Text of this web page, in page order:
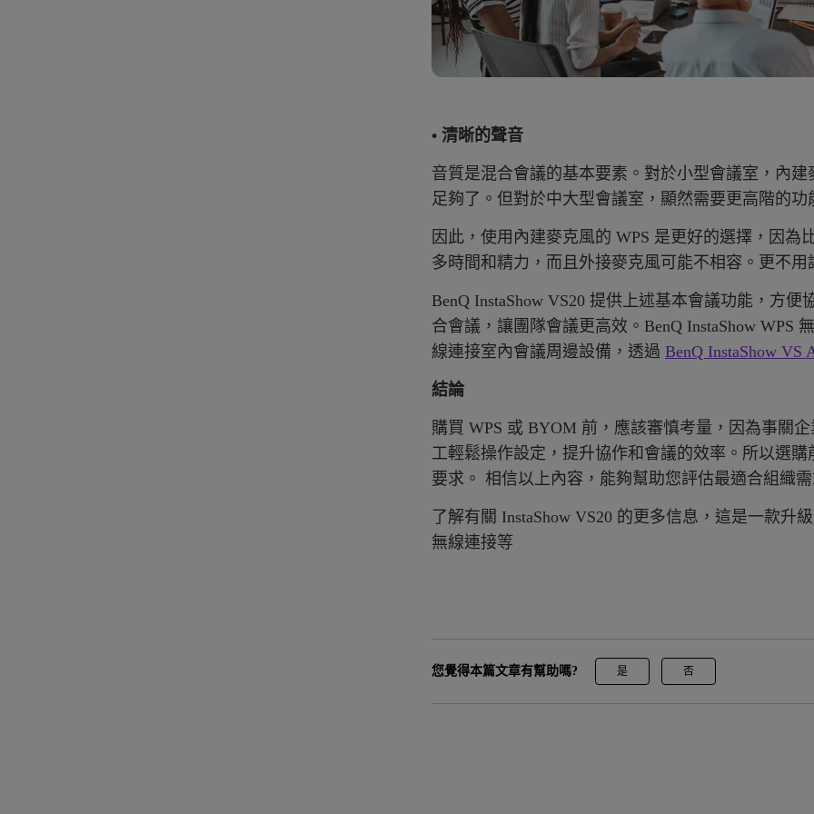
• 清晰的聲音
音質是混合會議的基本要素。對於小型會議室，內
足夠了。但對於中大型會議室，顯然需要更高階的功
因此，使用內建麥克風的 WPS 是更好的選擇，因為
多時間和精力，而且外接麥克風可能不相容。更不
BenQ InstaShow VS20 提供上述基本會議功能，方
合會議，讓團隊會議更高效。BenQ InstaShow WPS
線連接室內會議周邊設備，透過 BenQ InstaShow VS
結論
購買 WPS 或 BYOM 前，應該審慎考量，因為事關
工輕鬆操作設定，提升協作和會議的效率。所以選
要求。 相信以上內容，能夠幫助您評估最適合組織
了解有關 InstaShow VS20 的更多信息，這是一款升
無線連接等
您覺得本篇文章有幫助嗎? 是 否